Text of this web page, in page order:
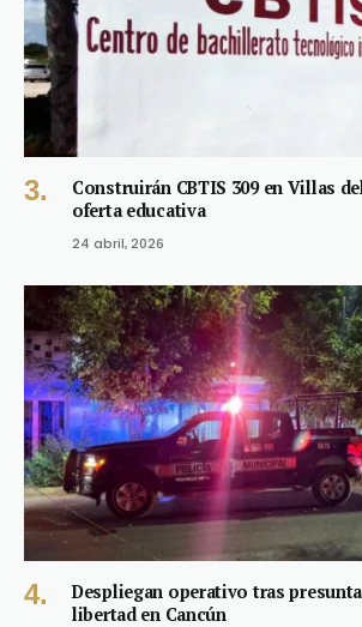
Construirán CBTIS 309 en Villas
oferta educativa
24 abril, 2026
Despliegan operativo tras
libertad en Cancún